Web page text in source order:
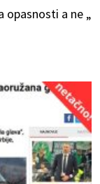
opasnosti a ne „